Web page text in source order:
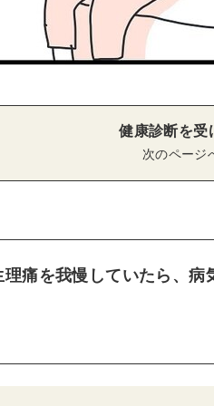
健康診断を受
次のページ
理痛を我慢していたら、病